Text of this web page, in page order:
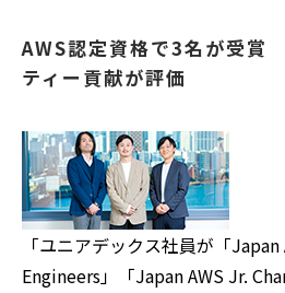
AWS認定資格で3名が受賞
ティー貢献が評価
「ユニアデックス社員が「
Engineers」「Japan AWS Jr.